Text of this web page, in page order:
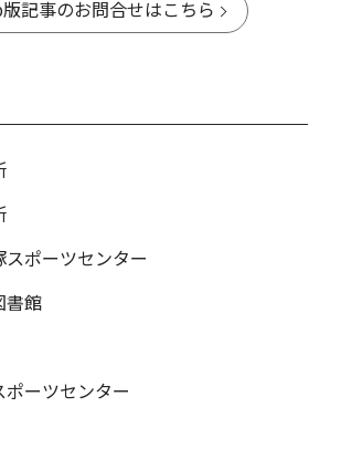
記事のお問合せはこちら
スポーツセンター
書館
ポーツセンター